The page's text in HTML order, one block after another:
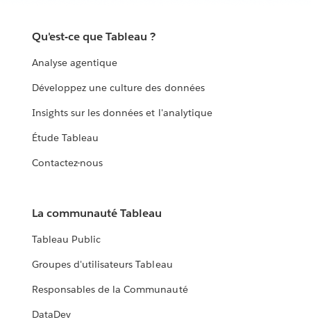
Qu'est-ce que Tableau ?
Analyse agentique
Développez une culture des données
Insights sur les données et l'analytique
Étude Tableau
Contactez-nous
La communauté Tableau
Tableau Public
Groupes d'utilisateurs Tableau
Responsables de la Communauté
DataDev